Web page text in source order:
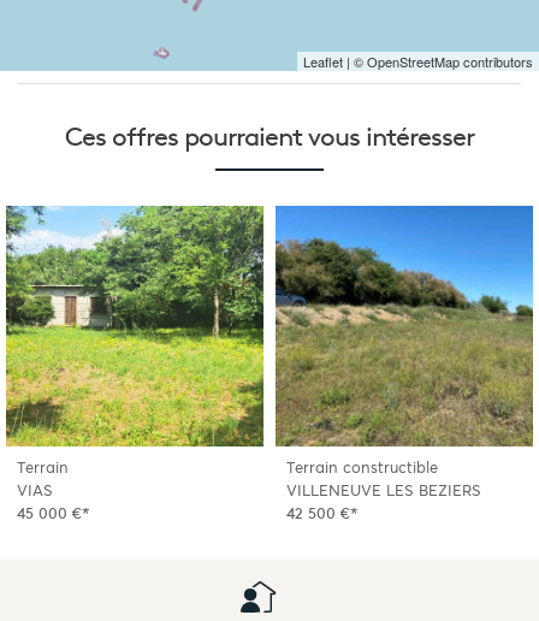
Leaflet | © OpenStreetMap contributors
Ces offres pourraientvous intéresser
Terrain
VIAS
45 000 €*
Terrain constructible
VILLENEUVE LES BEZIERS
42 500 €*